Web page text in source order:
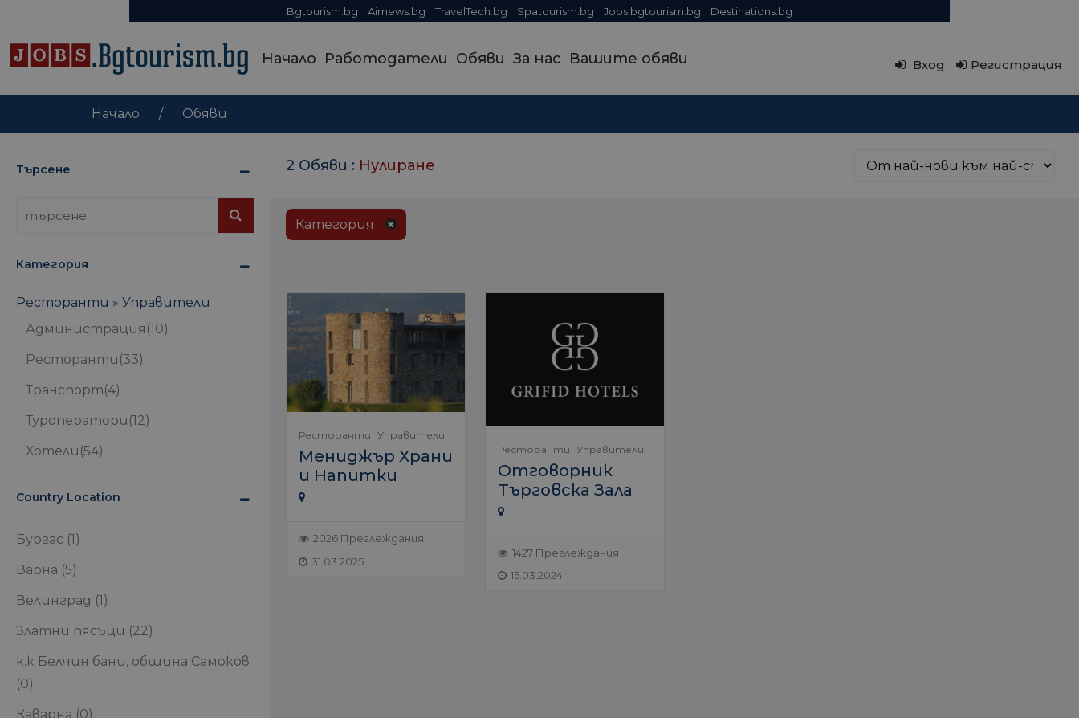
Bgtourism.bg Airnews.bg TravelTech.bg Spatourism.bg Jobs.bgtourism.bg Destinations.bg
Начало Работодатели Обяви За нас Вашите обяви Вход Регистрация
Начало Обяви
2 Обяви : Нулиране
Търсене
Категория
Ресторанти » Управители
Администрация (10)
Ресторанти (33)
Транспорт(4)
Туроператори (12)
Хотели (54)
Country Location
Бургас (1)
Варна (5)
Велинград (1)
Златни пясъци (22)
к.к Белчин бани, община Самоков
(0)
Каварна (0)
Категория
Ресторанти Управители
Мениджър Храни
и Напитки
2026 Преглеждания
31.03.2025
Ресторанти Управители
Отговорник
Търговска Зала
1427 Преглеждания
15.03.2024